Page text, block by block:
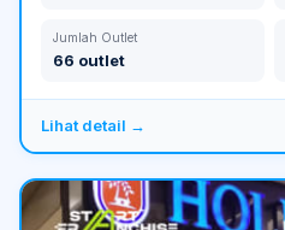
Jumlah Outlet
66 outlet
Lihat detail →